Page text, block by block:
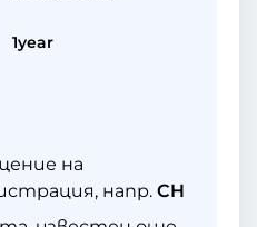
1year
на
напр. CH